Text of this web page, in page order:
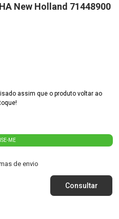
New Holland 71448900
assim que o produto voltar ao
ME
de envio